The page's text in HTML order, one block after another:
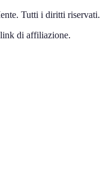
. Tutti i diritti riservati.
di affiliazione.